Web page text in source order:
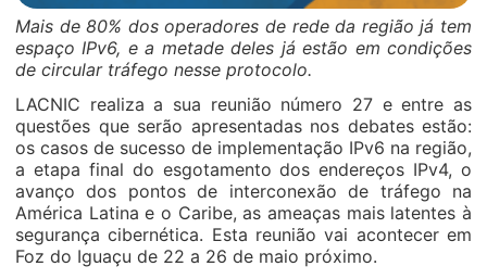
Mais de 80% dos operadores de rede da região já tem
espaço IPv6, e a metade deles já estão em condições
de circular tráfego nesse protocolo.
LACNIC realiza a sua reunião número 27 e entre as
questões que serão apresentadas nos debates estão:
os casos de sucesso de implementação IPv6 na região,
a etapa final do esgotamento dos endereços IPv4, o
avanço dos pontos de interconexão de tráfego na
América Latina e o Caribe, as ameaças mais latentes à
segurança cibernética. Esta reunião vai acontecer em
Foz do Iguaçu de 22 a 26 de maio próximo.